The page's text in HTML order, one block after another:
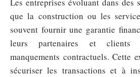
que la construction ou les
souvent fournir une garantie
leurs partenaires et clients
manquements contractuels. Cette
sécuriser les transactions et à